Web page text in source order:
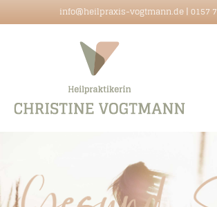
info@heilpraxis-vogtmann.de| 0157